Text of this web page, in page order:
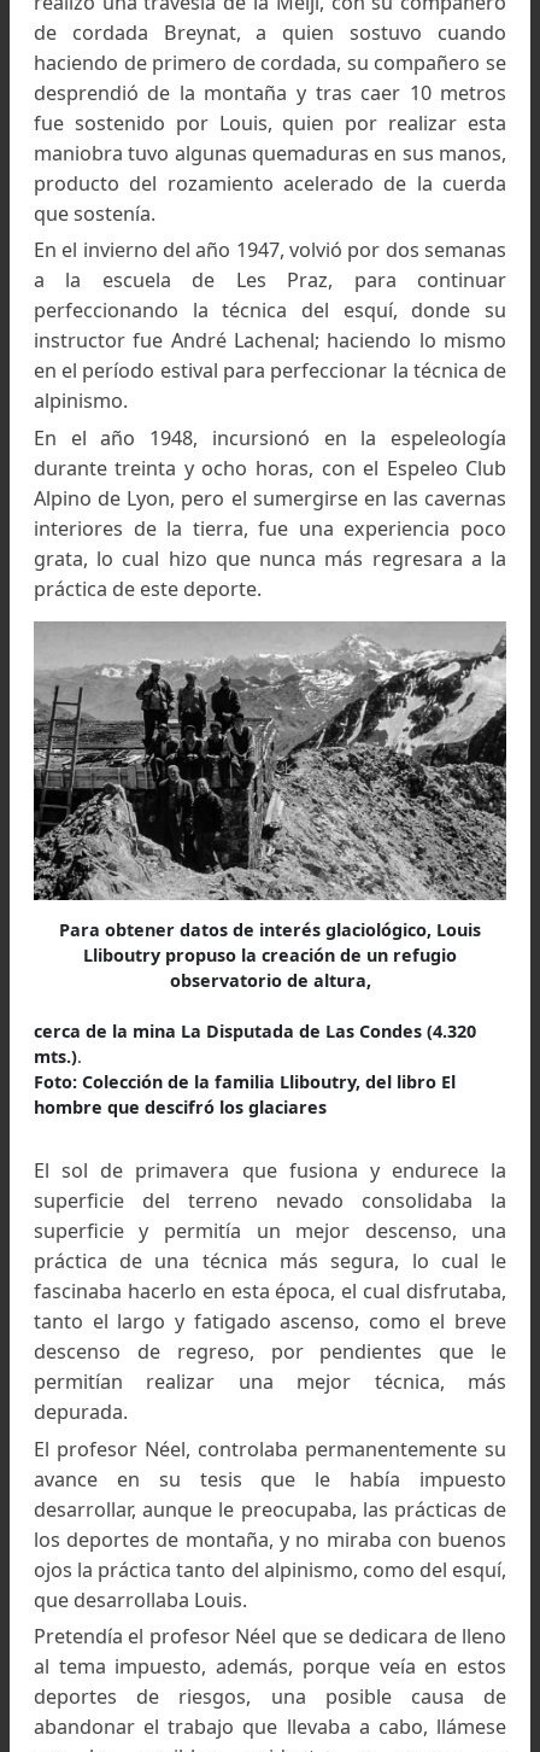
ligeramente temperamental”,y era capaz de
buenas decisiones frente a los problemas que
presentaban y sabía profundizar los contenidos
consideraba importantes.
El 15 de agosto de 1945, Louis, se trasladó a
Praz de Chamonix, por un periodo de 15 días
la práctica del esquí, en la Escuela de Esquí y
Alpinismo, práctica que se realizaba con
de las escuelas superiores, siendo el único que
pertenecía a la Escuela Superior de
Física.
Poco tiempo después, fue a realizar un curso
técnica de hielo al glaciar de Bossons; allí
algunas escaladas en las Aguja de
luego, de dos ascensiones fáciles, ascendió
cima del Monte Blanco, encordado con
aspirante a guía, siendo una gran experiencia
un novato que se incorporaba a la
Esto fue el puntapié inicial para seguir
actividad durante muchos años y que le sirvió
futuro para desarrollar sus investigaciones
alta montaña de los Andes; también, siguió
actividad de esquí, que prontamente no solo da
primeros pasos, sino que con piel de foca hizo
ascenso al Rocher Blanc des Sept Laux, la
des Belledonne y varias cumbres más
Alpe de Villar d’ Arêne, en un fin de semana
semana santa, con integrantes del Club
desarrollando estos deportes.
Luego, ascendió a la Barre des Écrins;
realizó una travesía de la Meiji, con su
haciendo de primero de cordada, su compañero
desprendió de la montaña y tras caer 10
fue sostenido por Louis, quien por realizar
maniobra tuvo algunas quemaduras en sus
producto del rozamiento acelerado de la
que sostenía.
En el invierno del año 1947, volvió por dos
a la escuela de Les Praz, para
perfeccionando la técnica del esquí, donde
instructor fue André Lachenal; haciendo lo
en el período estival para perfeccionar la técnica
alpinismo.
En el año 1948, incursionó en la
durante treinta y ocho horas, con el Espeleo
Alpino de Lyon, pero el sumergirse en las
interiores de la tierra, fue una experiencia
grata, lo cual hizo que nunca más regresara